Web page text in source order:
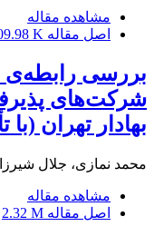
مشاهده مقاله
اصل مقاله K
بررسی رابطه‌ی
شرکت‌های
بهادار تهران
محمد نمازی، جلال
مشاهده مقاله
اصل مقاله 2.32 M